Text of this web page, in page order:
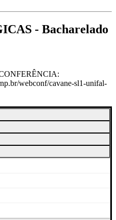
- Bacharelado
webconf/cavane-sl1-unifal-